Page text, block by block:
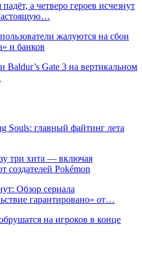
а четверо героев исчезнут
жалуются на сбои
и банков
Baldur’s Gate 3 на вертикальном
Souls: главный файтинг лета
три хита — включая
создателей Pokémon
Обзор сериала
гарантировано» от…
на игроков в конце